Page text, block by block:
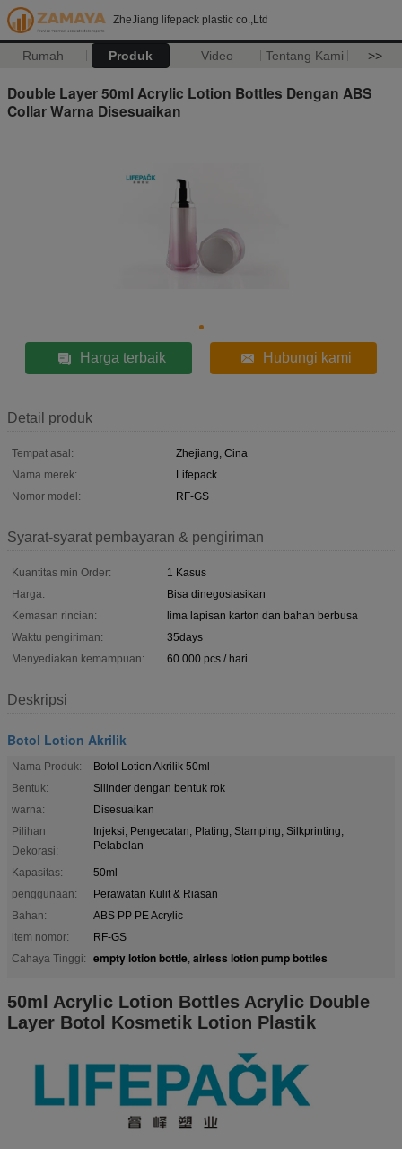
ZheJiang lifepack plastic co.,Ltd
Rumah Produk Video Tentang Kami >>
Double Layer 50ml Acrylic Lotion Bottles Dengan ABS
Collar Warna Disesuaikan
Harga terbaik Hubungi kami
Detail produk
Tempat asal:
Zhejiang, Cina
Nama merek:
Lifepack
Nomor model:
RF-GS
Syarat-syarat pembayaran & pengiriman
Kuantitas min Order:
1 Kasus
Harga:
Bisa dinegosiasikan
Kemasan rincian:
lima lapisan karton dan bahan berbusa
Waktu pengiriman:
35days
Menyediakan kemampuan:
60.000 pcs / hari
Deskripsi
Botol Lotion Akrilik
Nama Produk:
Botol Lotion Akrilik 50ml
Bentuk:
Silinder dengan bentuk rok
warna:
Disesuaikan
Pilihan
Dekorasi:
Injeksi, Pengecatan, Plating, Stamping, Silkprinting,
Pelabelan
Kapasitas:
50ml
penggunaan:
Perawatan Kulit & Riasan
Bahan:
ABS PP PE Acrylic
item nomor:
RF-GS
Cahaya Tinggi:
empty lotion bottle, airless lotion pump bottles
50ml Acrylic Lotion Bottles Acrylic Double
Layer Botol Kosmetik Lotion Plastik